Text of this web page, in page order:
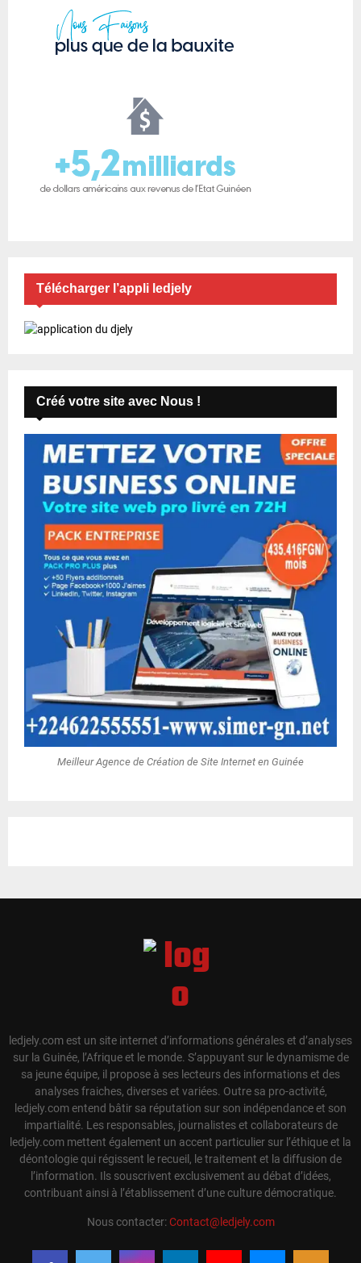
Télécharger l’appli ledjely
Créé votre site avec Nous !
Meilleur Agence de Création de Site Internet en Guinée
ledjely.com est un site internet d’informations générales et d’analyses
sur la Guinée, l’Afrique et le monde. S’appuyant sur le dynamisme de
sa jeune équipe, il propose à ses lecteurs des informations et des
analyses fraiches, diverses et variées. Outre sa pro-activité,
ledjely.com entend bâtir sa réputation sur son indépendance et son
impartialité. Les responsables, journalistes et collaborateurs de
ledjely.com mettent également un accent particulier sur l’éthique et la
déontologie qui régissent le recueil, le traitement et la diffusion de
l’information. Ils souscrivent exclusivement au débat d’idées,
contribuant ainsi à l’établissement d’une culture démocratique.
Nous contacter:Contact@ledjely.com